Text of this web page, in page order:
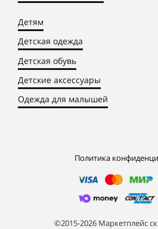
Детям
Детская одежда
Детская обувь
Детские аксессуары
Одежда для малышей
Политика
©2015-2026 Маркетплейс